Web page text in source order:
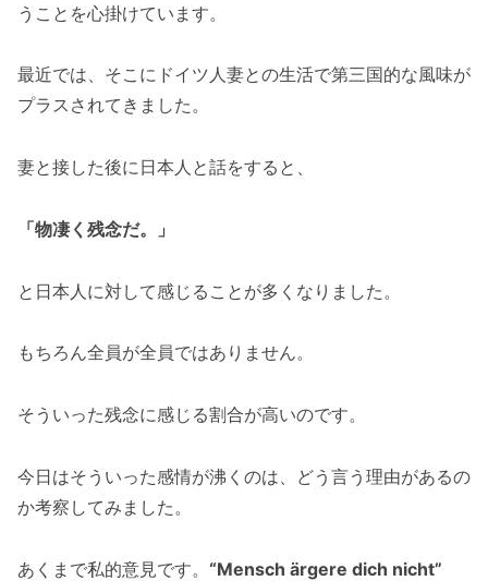
うことを心掛けています。
最近では、そこにドイツ人妻との生活で第三国的な風味が
プラスされてきました。
妻と接した後に日本人と話をすると、
「物凄く残念だ。」
と日本人に対して感じることが多くなりました。
もちろん全員が全員ではありません。
そういった残念に感じる割合が高いのです。
今日はそういった感情が沸くのは、どう言う理由があるの
か考察してみました。
あくまで私的意見です。 “Mensch ärgere dich nicht”